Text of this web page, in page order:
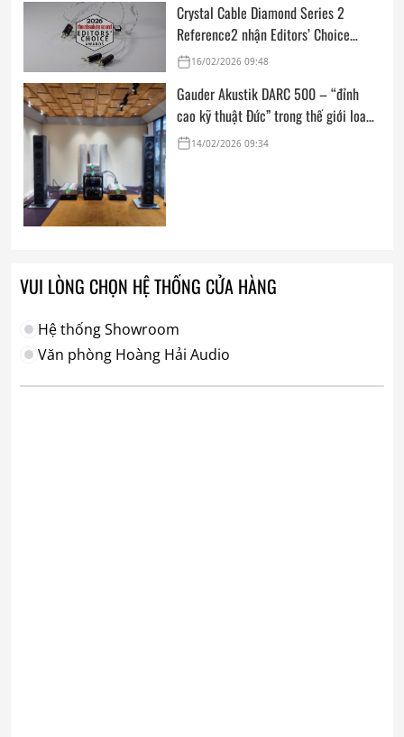
Crystal Cable Diamond Series 2
Reference2 nhận Editors’ Choice
Award: Dedicated Audio 2026 từ The
16/02/2026 09:48
Gauder Akustik DARC 500 – “đỉnh
cao kỹ thuật Đức” trong thế giới loa
hi-end tham chiếu
14/02/2026 09:34
VUI LÒNG CHỌN HỆ THỐNG CỬA HÀNG
Hệ thống Showroom
Văn phòng Hoàng Hải Audio